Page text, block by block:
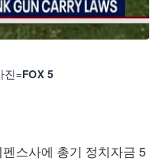
진=FOX 5
스사에 총기 정치자금 5